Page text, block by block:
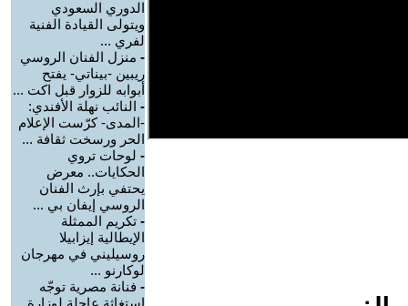
الدوري السعودي
ويتولى القيادة الفنية
لفري ...
- منزل الفنان الروسي
ريبين -بيناتي- يفتح
أبوابه للزوار قبل اكت ...
- النائب نهلة الأفندي:
-المدى- كرّست الإعلام
الحر ورسخت ثقافة ...
- لوحات تروي
الحكايات.. معرض
يحتفي بإرث الفنان
الروسي إيفان بي ...
- تكريم الممثلة
الإيطالية إيزابيلا
روسيليني في مهرجان
لوكارنو ...
- فنانة مصرية توجّه
استغاثة عاجلة لوزارة